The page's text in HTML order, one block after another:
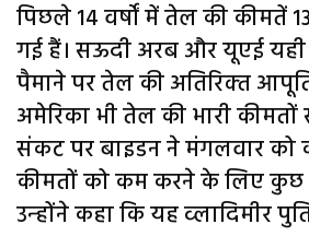
पिछले 14 वर्षों में तेल की कीमतें
गई हैं। सऊदी अरब और यूएई
पैमाने पर तेल की अतिरिक्‍त
अमेरिका भी तेल की भारी
संकट पर बाइडन ने मंगलवार को
कीमतों को कम करने के लिए कुछ
उन्‍होंने कहा कि यह व्‍लादिमीर